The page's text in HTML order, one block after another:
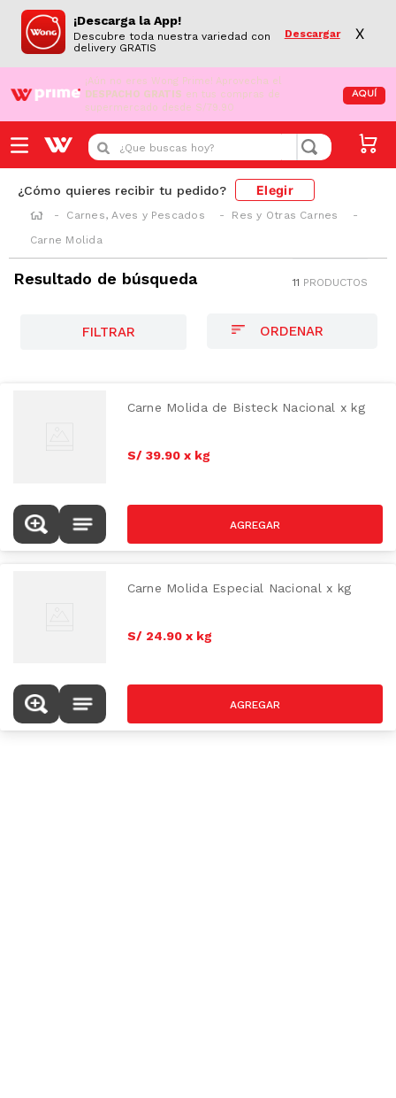
¡Descarga la App!
Descubre toda nuestra variedad con
delivery GRATIS
Descargar X
¡Aún no eres Wong Prime! Aprovecha el
DESPACHO GRATIS en tus compras de
supermercado desde S/79.90
AQUÍ
¿Que buscas hoy?
¿Cómo quieres recibir tu pedido? Elegir
Carnes, Aves y Pescados
Res y Otras Carnes
Carne Molida
Resultado de búsqueda 11 PRODUCTOS
FILTRAR
Carne Molida de Bisteck Nacional x kg
S/ 39.90x kg
Carne Molida Especial Nacional x kg
S/ 24.90x kg